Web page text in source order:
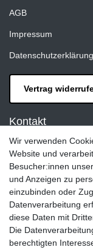
AGB
Impressum
Datenschutzerklärung
Vertrag
Kontakt
LAXARA:
Zeppelinstraße 4,
E-mail:
info@laxara.de
E-mail:
info@bluewater-
Öffnungszeiten:
Wir verwenden
Website und
Besucher:innen
und Anzeigen zu
einzubinden oder
Datenverarbeitung
diese Daten mit
Die
berechtigten